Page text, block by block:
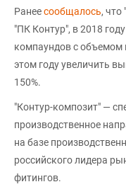
Ранеесообщалось, что
"ПК Контур", в 2018
компаундов с объемом
этом году увеличить
150%.
"Контур-композит" —
производственное
на базе
российского лидера
фитингов.